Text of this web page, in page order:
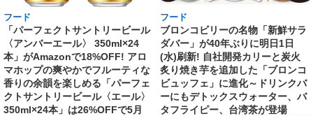
フード
「パーフェクトサントリービール
〈アンバーエール〉 350ml×24
本」がAmazonで18%OFF! アロ
マホップの爽やかでフルーティな
香りの余韻を楽しめる「パーフェ
クトサントリービール〈エール〉
350ml×24本」は26%OFFで5月
フード
ブロンコビリーの名物「新鮮サラ
ダバー」が40年ぶりに明日1日
(水)刷新! 自社開発カリーと炭火
炙り焼き芋を追加した「ブロンコ
ビュッフェ」に進化～ドリンクバ
ーにもデトックスウォーター、バ
タフライピー、台湾茶が登場